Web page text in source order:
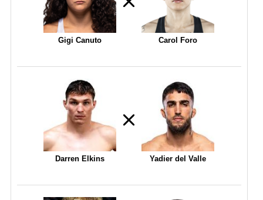
Gigi Canuto Carol Foro
Darren Elkins Yadier del Valle